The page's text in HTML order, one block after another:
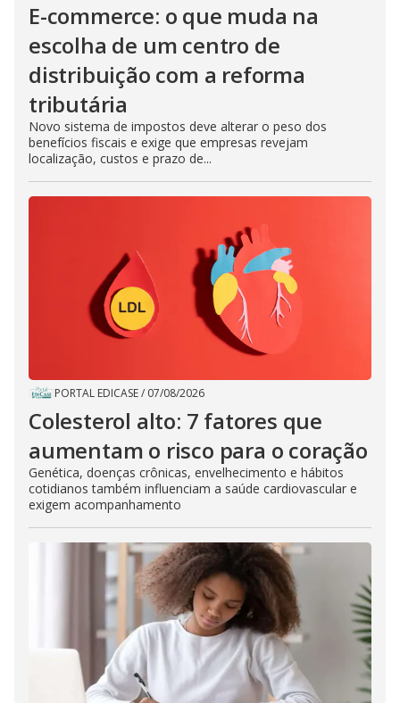
E-commerce: o que muda na
escolha de um centro de
distribuição com a reforma
tributária
Novo sistema de impostos deve alterar o peso dos
benefícios fiscais e exige que empresas revejam
localização, custos e prazo de...
PORTAL EDICASE/ 07/08/2026
Colesterol alto: 7 fatores que
aumentam o risco para o coração
Genética, doenças crônicas, envelhecimento e hábitos
cotidianos também influenciam a saúde cardiovascular e
exigem acompanhamento